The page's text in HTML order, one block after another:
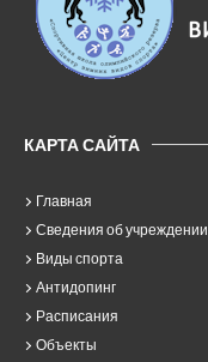
КАРТА САЙТА
Главная
Сведения об учреждении
Виды спорта
Антидопинг
Расписания
Объекты